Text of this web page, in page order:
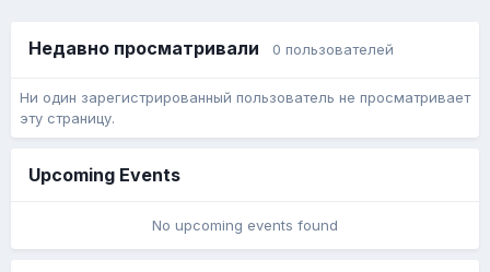
Недавно просматривали 0 пользователей
Ни один зарегистрированный пользователь не просматривает
эту страницу.
Upcoming Events
No upcoming events found